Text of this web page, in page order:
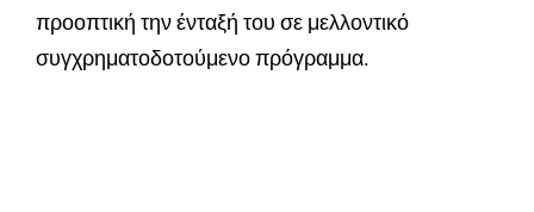
προοπτική την ένταξή του σε μελλοντικό
συγχρηματοδοτούμενο πρόγραμμα.